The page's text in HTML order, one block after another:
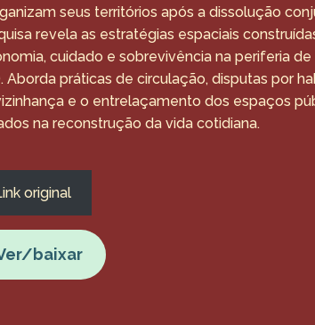
seus territórios após a dissolução
revela as estratégias espaciais
cuidado e sobrevivência na periferia de
Aborda práticas de circulação, disputas por
e o entrelaçamento dos espaços
na reconstrução da vida cotidiana.
original
baixar